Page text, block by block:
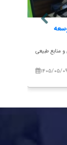
منابع طبیعی
۱۴۰۵/۰۵/۰۹